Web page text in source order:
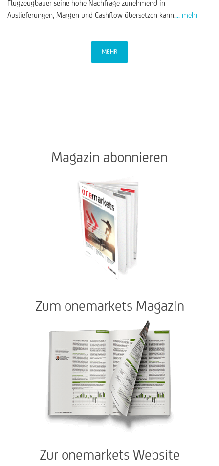
Flugzeugbauer seine hohe Nachfrage zunehmend in
Auslieferungen, Margen und Cashflow übersetzen kann.... mehr
MEHR
Magazin abonnieren
Zum onemarkets Magazin
Zur onemarkets Website